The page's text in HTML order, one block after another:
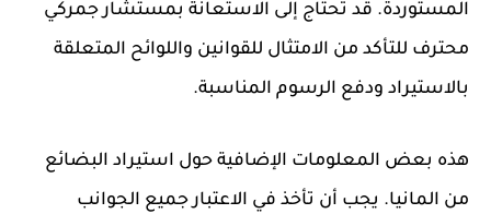
المستوردة. قد تحتاج إلى الاستعانة بمستشار جمركي
محترف للتأكد من الامتثال للقوانين واللوائح المتعلقة
بالاستيراد ودفع الرسوم المناسبة.
هذه بعض المعلومات الإضافية حول استيراد البضائع
من المانيا. يجب أن تأخذ في الاعتبار جميع الجوانب